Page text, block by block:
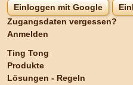
Einloggen mit Google
Zugangsdaten vergessen?
Anmelden
Ting Tong
Produkte
Lösungen - Regeln